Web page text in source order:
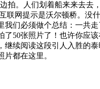
拍。人们划着船来来去去
联网提示是沃尔顿桥。没什
我们必须做个总结：一共
了50张照片了！也许你应
继续阅读这段引人入胜的泰
片都在这里。